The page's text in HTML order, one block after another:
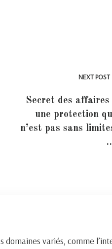
NEXT POST
Secret des affaires
une protection
n’est pas sans
domaines variés, comme